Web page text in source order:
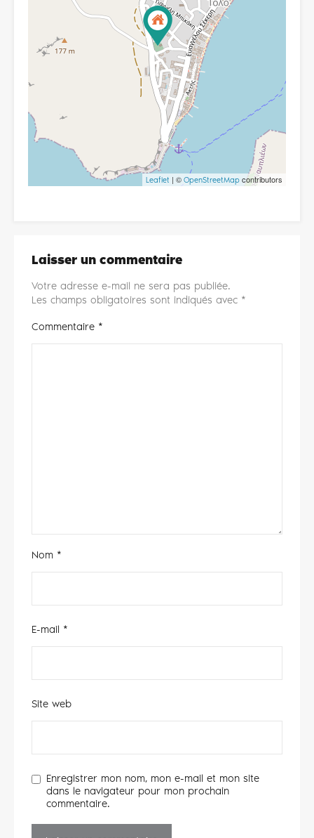
Leaflet | © OpenStreetMap contributors
Laisser un commentaire
Votre adresse e-mail ne sera pas publiée.
Les champs obligatoires sont indiqués avec *
Commentaire *
Nom *
E-mail *
Site web
Enregistrer mon nom, mon e-mail et mon site
dans le navigateur pour mon prochain
commentaire.